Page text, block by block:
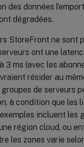
données
dégradées.
StoreFront ne sont
ont une
ms (avec les
résider au
de serveurs
à condition que les
incluent les
région cloud, ou
les zones varie